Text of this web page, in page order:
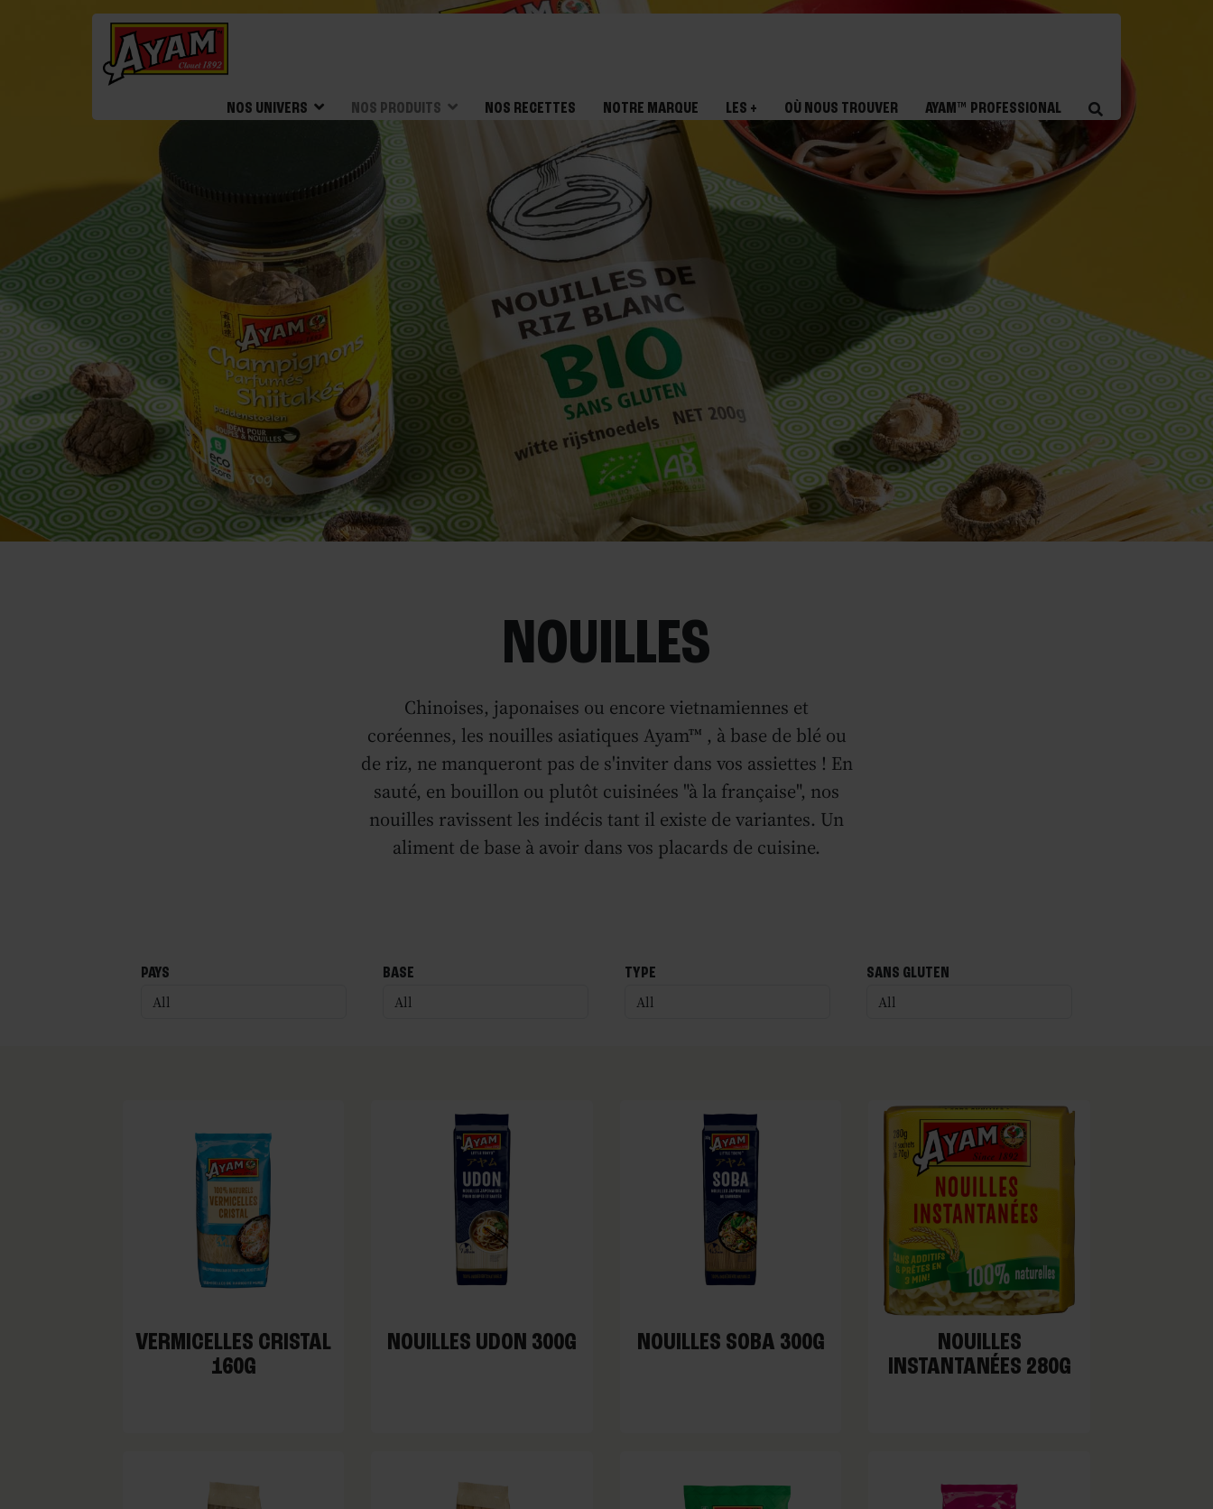
NOS UNIVERS NOS PRODUITS NOS RECETTES NOTRE MARQUE LES + OÙ NOUS TROUVER AYAM™ PROFESSIONAL
NOUILLES
Chinoises, japonaises ou encore vietnamiennes et
coréennes, les nouilles asiatiques Ayam™ , à base de blé ou
de riz, ne manqueront pas de s'inviter dans vos assiettes ! En
sauté, en bouillon ou plutôt cuisinées "à la française", nos
nouilles ravissent les indécis tant il existe de variantes. Un
aliment de base à avoir dans vos placards de cuisine.
PAYS BASE TYPE SANS GLUTEN
VERMICELLES CRISTAL
160G
NOUILLES UDON 300G NOUILLES SOBA 300G NOUILLES
INSTANTANÉES 280G